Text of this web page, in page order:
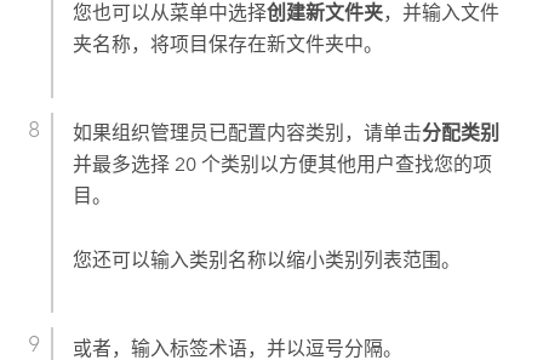
您也可以从菜单中选择创建新文件夹，并输入文件
夹名称，将项目保存在新文件夹中。
如果组织管理员已配置内容类别，请单击分配类别
并最多选择 20 个类别以方便其他用户查找您的项
目。
您还可以输入类别名称以缩小类别列表范围。
或者，输入标签术语，并以逗号分隔。